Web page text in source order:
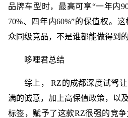
品牌车型时，最高可享“一年内
70%、四年内60%”的保值权。
众同级竞品，不是谁都能做得到的
哆哩君总结
综上， RZ的成都深度试驾
满的诚意，加上高保值政策，以
标签，赋予了这款RZ很强的竞